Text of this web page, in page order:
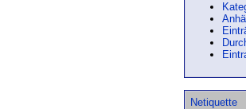
Netiquette